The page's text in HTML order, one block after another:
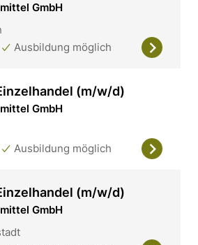
GmbH
Ausbildung möglich
(m/w/d)
GmbH
Ausbildung möglich
(m/w/d)
GmbH